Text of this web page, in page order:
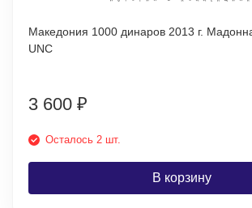
Македония 1000 динаров 2013 г.
UNC
3 600 ₽
Осталось 2 шт.
В корзину